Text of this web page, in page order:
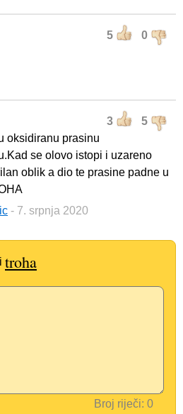
5 0
3 5
oksidiranu prasinu
se olovo istopi i uzareno
oblik a dio te prasine padne u
- 7. srpnja 2020
troha
Broj riječi: